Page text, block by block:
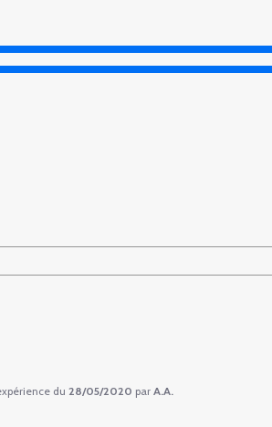
du 28/05/2020 par A.A.